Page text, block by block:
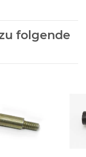
folgende